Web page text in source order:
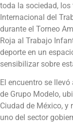
toda la sociedad,
Internacional del
durante el Torneo
Roja al Trabajo
deporte en un
sensibilizar sobre
El encuentro se
de Grupo Modelo,
Ciudad de México, y
uno del sector